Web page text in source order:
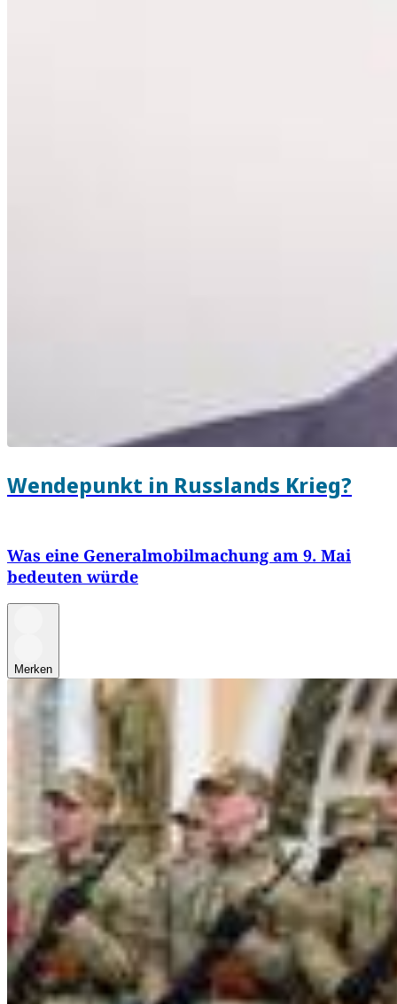
Wendepunkt in Russlands Krieg?
Was eine Generalmobilmachung am 9. Mai
bedeuten würde
Merken